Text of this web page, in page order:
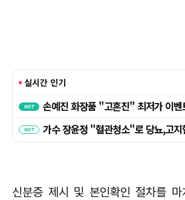
신분증 제시 및 본인확인 절차를 마